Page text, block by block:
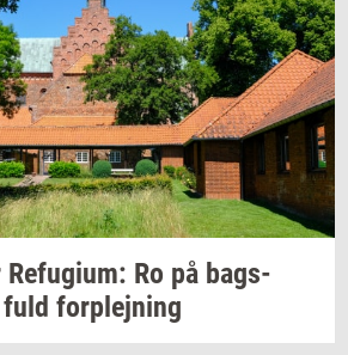
Re­fu­gi­um: Ro på bags­
for­plej­ning